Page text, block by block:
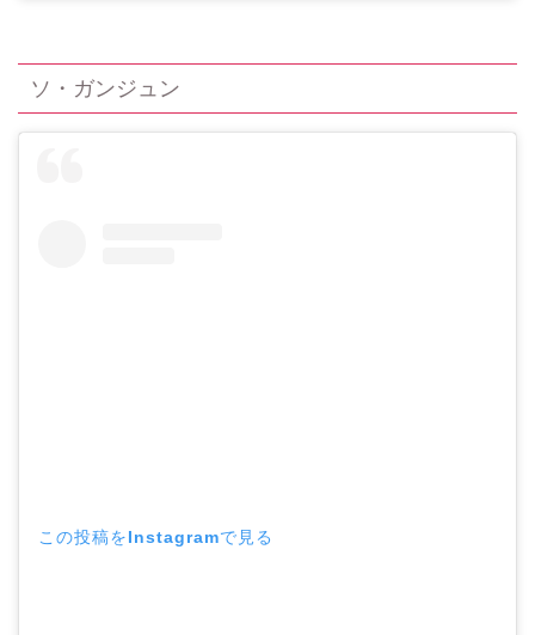
ソ・ガンジュン
この投稿をInstagramで見る